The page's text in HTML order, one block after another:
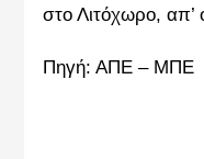
στο Λιτόχωρο,
Πηγή: ΑΠΕ – ΜΠΕ